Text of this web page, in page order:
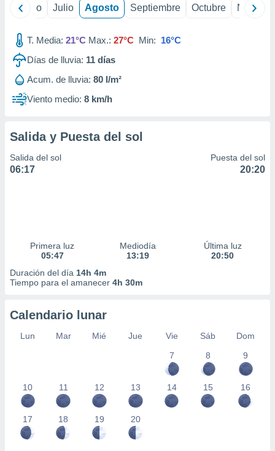
e
mediante
publicidad
de
Junio Julio Agosto Septiembre Octubre
T. Media: 21°C Max.: 27°C Min: 16°C
Días de lluvia: 11 días
Acum. de lluvia: 80 l/m²
Viento medio: 8 km/h
Salida y Puesta del sol
Salida del sol
06:17
Puesta del sol
20:20
Primera luz
05:47
Mediodía
13:19
Última luz
20:50
Duración del día 14h 4m
Tiempo para el amanecer 4h 30m
Calendario lunar
Lun Mar Mié Jue Vie Sáb
Dom
7
8 9
10 11 12 13 14 15 16
17 18 19 20